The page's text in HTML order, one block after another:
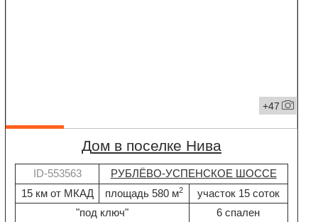
+47
дом в поселке Нива
ID-553563
РУБЛЁВО-УСПЕНСКОЕ ШОССЕ
15 км от МКАД
площадь 580 м2
участок 15 соток
"под ключ"
6 спален